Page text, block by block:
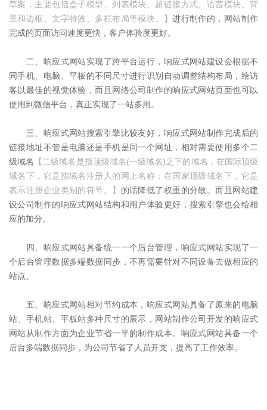
草案，主要包括盒子模型、列表模块、超链接方式、语言模块、背
景和边框、文字特效、多栏布局等模块。】进行制作的，网站制作
完成的页面访问速度更快，客户体验度更好。
二、响应式网站实现了跨平台运行，响应式网站建设会根据不
同手机、电脑、平板的不同尺寸进行识别自动调整结构布局，给访
客以最佳的视觉体验，而且网络公司制作的响应式网站页面也可以
使用到微信平台，真正实现了一站多用。
三、响应式网站搜索引擎比较友好，响应式网站制作完成后的
链接地址不管是电脑还是手机是同一个网址，相对需要使用多个二
级域名
【二级域名是指顶级域名(一级域名)之下的域名，在国际顶级
域名下，它是指域名注册人的网上名称；在国家顶级域名下，它是
表示注册企业类别的符号。】 的话降低了权重的分散。而且网站建
设公司制作的响应式网站结构和用户体验更好，搜索引擎也会给相
应的加分。
四、响应式网站具备统一一个后台管理，响应式网站实现了一
个后台管理数据多端数据同步，不再需要针对不同设备去做相应的
站点。
五、响应式网站相对节约成本，响应式网站具备了原来的电脑
站、手机站、平板站多种尺寸的展示，网站制作公司开发的响应式
网站从制作方面为企业节省一半的制作成本。响应式网站具备一个
后台多端数据同步，为公司节省了人员开支，提高了工作效率。